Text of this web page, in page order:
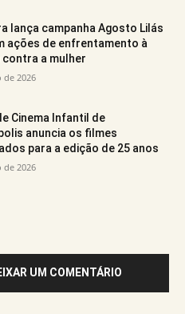
lança campanha Agosto Lilás
ações de enfrentamento à
contra a mulher
de 2026
Cinema Infantil de
anuncia os filmes
para a edição de 25 anos
de 2026
UM COMENTÁRIO